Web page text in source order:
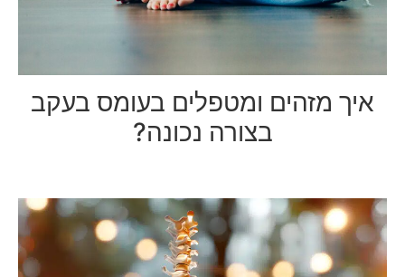
איך מזהים ומטפלים בעומס בעקב
בצורה נכונה?